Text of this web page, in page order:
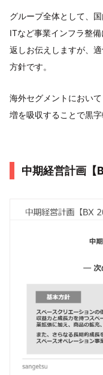
グループ全体として、
ITなど事業インフラ整
返しお伝えしますが、
方針です。
海外セグメントにおい
増を吸収することで黒字
中期経営計画【